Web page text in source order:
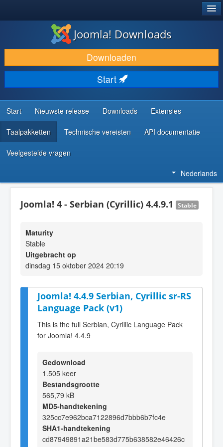
DOWNLOAD & BREID UIT
ONTDEK & LEER
COMMUNITY & ONDERSTEUNING
ONTWIKKELAARSBRONNEN
Joomla! Downloads
Downloaden
Start
Start Nieuwste release Downloads Extensies
Taalpakketten Technische vereisten API documentatie
Veelgestelde vragen
Nederlands
Joomla! 4 - Serbian (Cyrillic) 4.4.9.1 Stable
Maturity
Stable
Uitgebracht op
dinsdag 15 oktober 2024 20:19
Joomla! 4.4.9 Serbian, Cyrillic sr-RS
Language Pack (v1)
This is the full Serbian, Cyrillic Language Pack
for Joomla! 4.4.9
Gedownload
1.505 keer
Bestandsgrootte
565,79 kB
MD5-handtekening
325cc7e962bca7122896d7bbb6b7fc4e
SHA1-handtekening
cd87949891a21be583d775b638582e46426c